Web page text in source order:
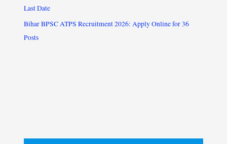
Last Date
Bihar BPSC ATPS Recruitment 2026: Apply Online for 36
Posts